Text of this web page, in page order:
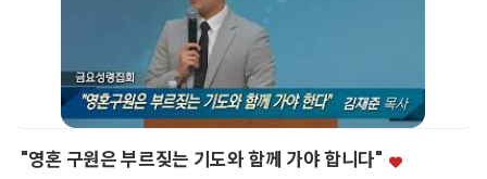
"영혼 구원은 부르짖는 기도와 함께 가야 합니다"